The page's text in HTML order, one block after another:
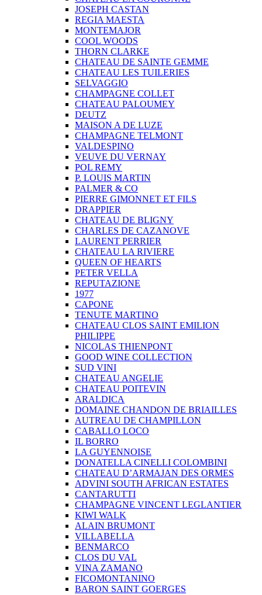
JOSEPH CASTAN
REGIA MAESTA
MONTEMAJOR
COOL WOODS
THORN CLARKE
CHATEAU DE SAINTE GEMME
CHATEAU LES TUILERIES
SELVAGGIO
CHAMPAGNE COLLET
CHATEAU PALOUMEY
DEUTZ
MAISON A DE LUZE
CHAMPAGNE TELMONT
VALDESPINO
VEUVE DU VERNAY
POL REMY
P. LOUIS MARTIN
PALMER & CO
PIERRE GIMONNET ET FILS
DRAPPIER
CHATEAU DE BLIGNY
CHARLES DE CAZANOVE
LAURENT PERRIER
CHATEAU LA RIVIERE
QUEEN OF HEARTS
PETER VELLA
REPUTAZIONE
1977
CAPONE
TENUTE MARTINO
CHATEAU CLOS SAINT EMILION
PHILIPPE
NICOLAS THIENPONT
GOOD WINE COLLECTION
SUD VINI
CHATEAU ANGELIE
CHATEAU POITEVIN
ARALDICA
DOMAINE CHANDON DE BRIAILLES
AUTREAU DE CHAMPILLON
CABALLO LOCO
IL BORRO
LA GUYENNOISE
DONATELLA CINELLI COLOMBINI
CHATEAU D’ARMAJAN DES ORMES
ADVINI SOUTH AFRICAN ESTATES
CANTARUTTI
CHAMPAGNE VINCENT LEGLANTIER
KIWI WALK
ALAIN BRUMONT
VILLABELLA
BENMARCO
CLOS DU VAL
VINA ZAMANO
FICOMONTANINO
BARON SAINT GOERGES